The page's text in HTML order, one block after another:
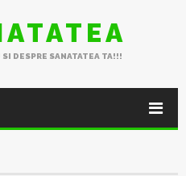
DESPRE SANATATEA TA!!!